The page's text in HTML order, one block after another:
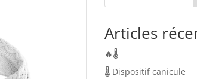
Articles
🔥🌡️
🌡️ Dispositif canicule